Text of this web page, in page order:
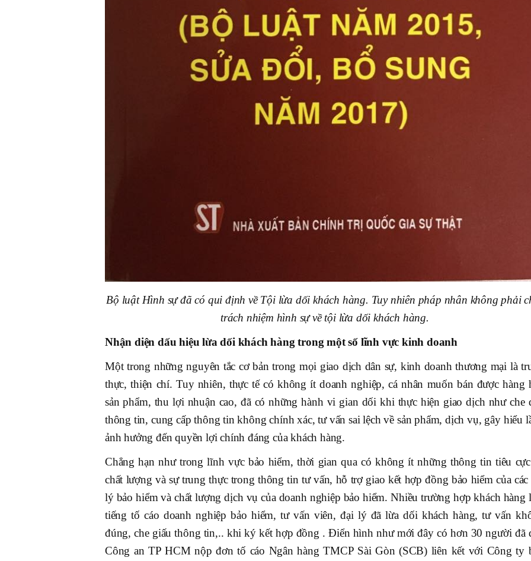
Bộ luật Hình sự đã có qui định về Tội lừa dối khách hàng. Tuy nhiên pháp nhân không phải
trách nhiệm hình sự về tội lừa dối khách hàng.
Nhận diện dấu hiệu lừa dối khách hàng trong một số lĩnh vực kinh doanh
Một trong những nguyên tắc cơ bản trong mọi giao dịch dân sự, kinh doanh thương mại là
thực, thiện chí. Tuy nhiên, thực tế có không ít doanh nghiệp, cá nhân muốn bán được hàng
sản phẩm, thu lợi nhuận cao, đã có những hành vi gian dối khi thực hiện giao dịch như che
thông tin, cung cấp thông tin không chính xác, tư vấn sai lệch về sản phẩm, dịch vụ, gây hiểu
ảnh hưởng đến quyền lợi chính đáng của khách hàng.
Chẳng hạn như trong lĩnh vực bảo hiểm, thời gian qua có không ít những thông tin tiêu
chất lượng và sự trung thực trong thông tin tư vấn, hỗ trợ giao kết hợp đồng bảo hiểm của các
lý bảo hiểm và chất lượng dịch vụ của doanh nghiệp bảo hiểm. Nhiều trường hợp khách hàng
tiếng tố cáo doanh nghiệp bảo hiểm, tư vấn viên, đại lý đã lừa dối khách hàng, tư vấn
đúng, che giấu thông tin,.. khi ký kết hợp đồng . Điển hình như mới đây có hơn 30 người đã
Công an TP HCM nộp đơn tố cáo Ngân hàng TMCP Sài Gòn (SCB) liên kết với Công ty